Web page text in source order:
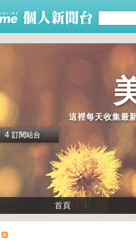
這裡每天收集最
4 訂閱站台
首頁